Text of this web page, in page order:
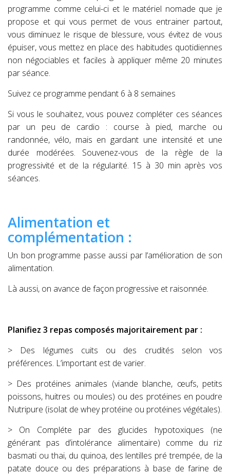
programme comme celui-ci et le matériel nomade que je
propose et qui vous permet de vous entrainer partout,
vous diminuez le risque de blessure, vous évitez de vous
épuiser, vous mettez en place des habitudes quotidiennes
non négociables et faciles à appliquer même 20 minutes
par séance.
Suivez ce programme pendant 6 à 8 semaines
Si vous le souhaitez, vous pouvez compléter ces séances
par un peu de cardio : course à pied, marche ou
randonnée, vélo, mais en gardant une intensité et une
durée modérées. Souvenez-vous de la règle de la
progressivité et de la régularité. 15 à 30 min après vos
séances.
Alimentation et
complémentation :
Un bon programme passe aussi par l‘amélioration de son
alimentation.
Là aussi, on avance de façon progressive et raisonnée.
Planifiez 3 repas composés majoritairement par :
> Des légumes cuits ou des crudités selon vos
préférences. L’important est de varier.
> Des protéines animales (viande blanche, œufs, petits
poissons, huitres ou moules) ou des protéines en poudre
Nutripure (isolat de whey protéine ou protéines végétales).
> On Compléte par des glucides hypotoxiques (ne
générant pas d’intolérance alimentaire) comme du riz
basmati ou thai, du quinoa, des lentilles pré trempée, de la
patate douce ou des préparations à base de farine de